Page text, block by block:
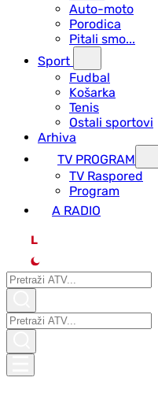
Auto-moto
Porodica
Pitali smo...
Sport
Fudbal
Košarka
Tenis
Ostali sportovi
Arhiva
TV PROGRAM
ТV Raspored
Program
A RADIO
L